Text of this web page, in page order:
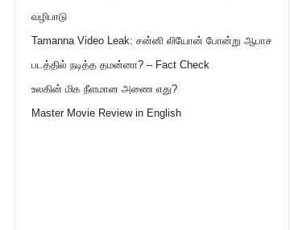
வழிபாடு
Tamanna Video Leak: சன்னி லியோன் போன்று ஆபாச
படத்தில் நடித்த தமன்னா? – Fact Check
உலகின் மிக நீளமான அணை எது?
Master Movie Review in English